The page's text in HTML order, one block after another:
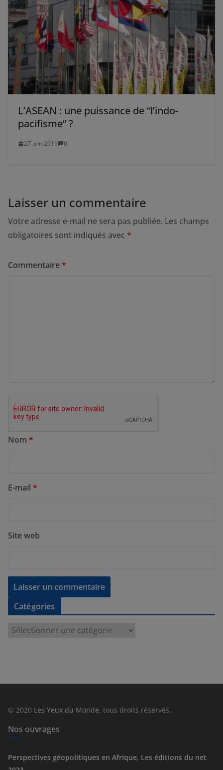
L’ASEAN : une puissance de “l’indo-
pacifisme” ?
27 juin 2019 0
Laisser un commentaire
Votre adresse e-mail ne sera pas publiée. Les champs
obligatoires sont indiqués avec *
Commentaire*
Nom *
E-mail *
Site web
Catégories
e
© 2020 Les Yeux du Monde, tous droits réservés.
Nos ouvrages
Perspectives géopolitiques en Afrique, Les éditions du net